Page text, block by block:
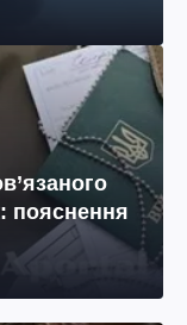
пояснення